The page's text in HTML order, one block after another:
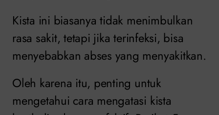
Kista ini biasanya tidak menimbulkan
rasa sakit, tetapi jika terinfeksi, bisa
menyebabkan abses yang menyakitkan.
Oleh karena itu, penting untuk
mengetahui cara mengatasi kista